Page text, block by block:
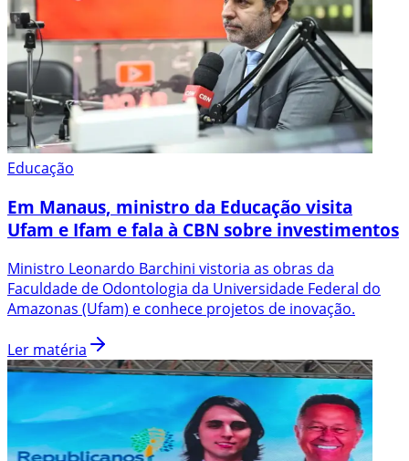
Educação
Em Manaus, ministro da Educação visita
Ufam e Ifam e fala à CBN sobre investimentos
Ministro Leonardo Barchini vistoria as obras da
Faculdade de Odontologia da Universidade Federal do
Amazonas (Ufam) e conhece projetos de inovação.
Ler matéria